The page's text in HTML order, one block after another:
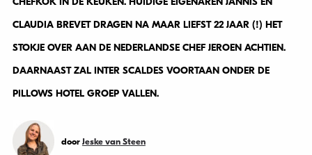
CLAUDIA BREVET DRAGEN NA MAAR LIEFST 22 JAAR (!) HET
STOKJE OVER AAN DE NEDERLANDSE CHEF JEROEN ACHTIEN.
DAARNAAST ZAL INTER SCALDES VOORTAAN ONDER DE
PILLOWS HOTEL GROEP VALLEN.
door Jeske van Steen